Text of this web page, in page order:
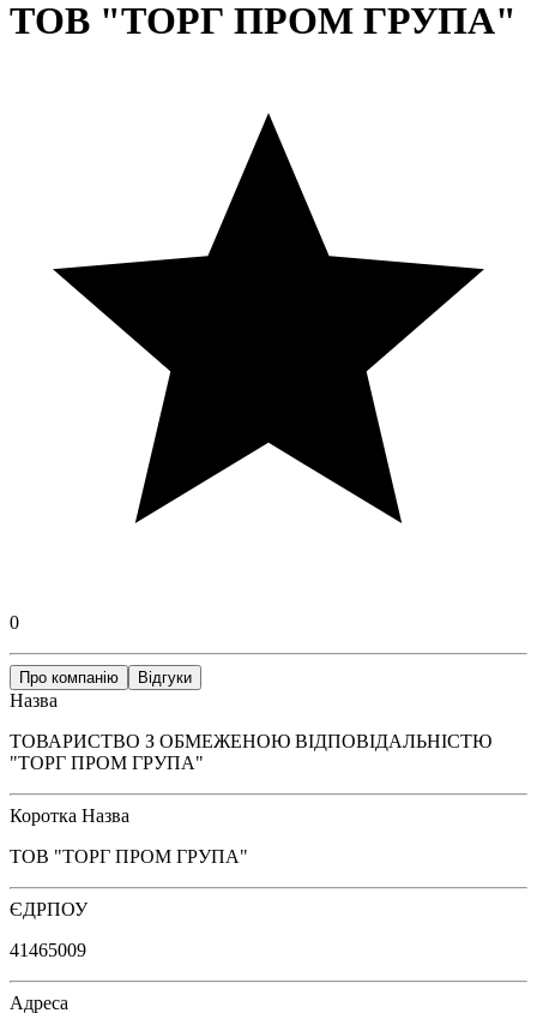
ТОВ "ТОРГ ПРОМ ГРУПА"
0
Про компанію Відгуки
Назва
ТОВАРИСТВО З ОБМЕЖЕНОЮ ВІДПОВІДАЛЬНІСТЮ
"ТОРГ ПРОМ ГРУПА"
Коротка Назва
ТОВ "ТОРГ ПРОМ ГРУПА"
ЄДРПОУ
41465009
Адреса